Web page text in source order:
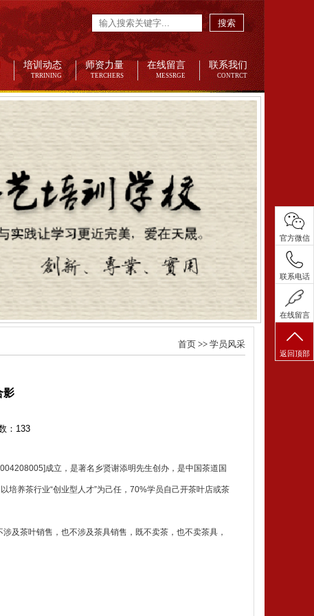
培训动态
TRRINING
师资力量
TERCHERS
在线留言
MESSRGE
联系我们
CONTRCT
搜索
首页>> 学员风采
影
： 133
成立，是著名乡贤谢添明先生创办，是中国茶道国
培养茶行业“创业型人才”为己任，70%学员自己开茶叶店或茶
及茶叶销售，也不涉及茶具销售，既不卖茶，也不卖茶具，
官方微信
联系电话
在线留言
返回顶部